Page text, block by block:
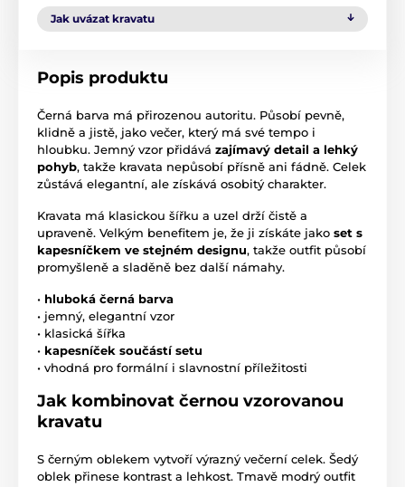
Jak uvázat kravatu
Popis produktu
Černá barva má přirozenou autoritu. Působí pevně,
klidně a jistě, jako večer, který má své tempo i
hloubku. Jemný vzor přidává zajímavý detail a lehký
pohyb, takže kravata nepůsobí přísně ani fádně. Celek
zůstává elegantní, ale získává osobitý charakter.
Kravata má klasickou šířku a uzel drží čistě a
upraveně. Velkým benefitem je, že ji získáte jako set s
kapesníčkem ve stejném designu, takže outfit působí
promyšleně a sladěně bez další námahy.
• hluboká černá barva
• jemný, elegantní vzor
• klasická šířka
• kapesníček součástí setu
• vhodná pro formální i slavnostní příležitosti
Jak kombinovat černou vzorovanou
kravatu
S černým oblekem vytvoří výrazný večerní celek. Šedý
oblek přinese kontrast a lehkost. Tmavě modrý outfit